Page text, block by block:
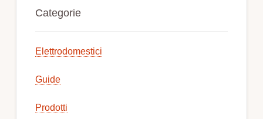
Sidebar
Categorie
Elettrodomestici
Guide
Prodotti